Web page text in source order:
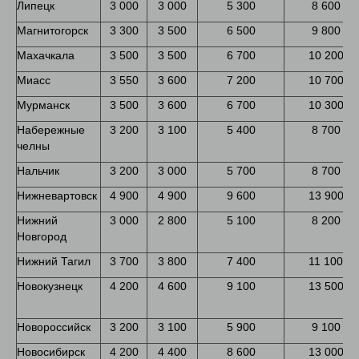
Липецк
3 000 3 000 5 300
8 600
Магнитогорск
3 300 3 500 6 500
9 800
Махачкала
3 500 3 500 6 700
10 200
Миасс
3 550 3 600 7 200
10 700
Мурманск
3 500 3 600 6 700
10 300
Набережные
челны
3 200 3 100 5 400 8 700
Нальчик 3 200 3 000 5 700
8 700
Нижневартовск
4 900 4 900 9 600
13 900
Нижний
Новгород
3 000 2 800 5 100 8 200
Нижний Тагил 3 700 3 800 7 400
11 100
Новокузнецк
4 200 4 600 9 100 13 500
Новороссийск 3 200 3 100 5 900
9 100
Новосибирск
4 200 4 400 8 600
13 000